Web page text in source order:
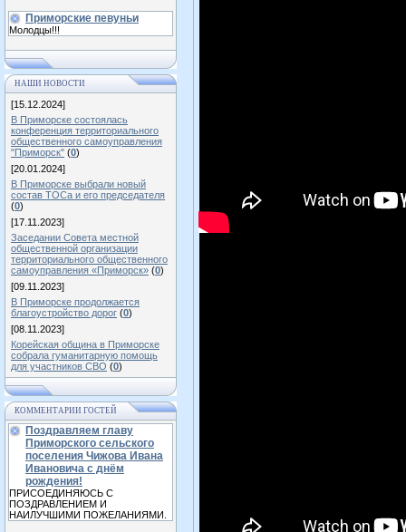
Приморские певуньи
Молодцы!!!
НАШИ НОВОСТИ
[15.12.2024]
В Приморске состоялась
конференция территориального
общественного самоуправления
"Приморск" (0)
[20.01.2024]
В Приморске выбрали новый
состав ТОСа и его председателя
(0)
[17.11.2023]
Заседании Совета местной
общественной организации
территориального общественного
самоуправления «Приморск» (0)
[09.11.2023]
В Приморске продолжается
благоустройство дорог (0)
[08.11.2023]
Корейская община в Приморске
собрала гуманитарную помощь
для участников СВО (0)
КОММЕНТАРИИ ГОСТЕЙ
Поздравляем главу
Приморского сельского
поселения Чижова Ивана
Ивановича с днём
рождения!
ПРИСОЕДИНЯЮСЬ С
ПОЗДРАВЛЕНИЕМ И
НАИЛУЧШИМИ ПОЖЕЛАНИЯМИ.